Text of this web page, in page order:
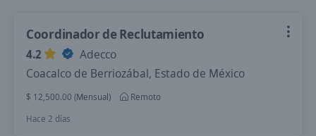
Coordinador de Reclutamiento
4.2
Adecco
Coacalco de Berriozábal, Estado de México
$ 12,500.00 (Mensual)
Remoto
Hace 2 días